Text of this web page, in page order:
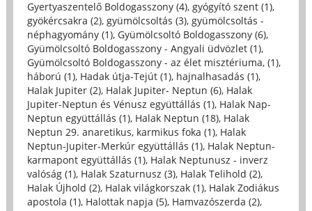
Gyertyaszentelő Boldogasszony (4), gyógyító szent (1),
gyökércsakra (2), gyümölcsoltás (3), gyümölcsoltás -
néphagyomány (1), Gyümölcsoltó Boldogasszony (6),
Gyümölcsoltó Boldogasszony - Angyali üdvözlet (1),
Gyümölcsoltó Boldogasszony - az élet misztériuma, (1),
háború (1), Hadak útja-Tejút (1), hajnalhasadás (1),
Halak Jupiter (2), Halak Jupiter- Neptun (6), Halak
Jupiter-Neptun és Vénusz együttállás (1), Halak Nap-
Neptun együttállás (1), Halak Neptun (18), Halak
Neptun 29. anaretikus, karmikus foka (1), Halak
Neptun-Jupiter-Merkúr együttállás (1), Halak Neptun-
karmapont együttállás (1), Halak Neptunusz - inverz
valóság (1), Halak Szaturnusz (3), Halak Telihold (2),
Halak Újhold (2), Halak világkorszak (1), Halak Zodiákus
apostola (1), Halottak napja (5), Hamvazószerda (2),